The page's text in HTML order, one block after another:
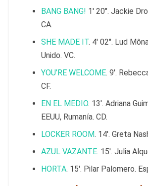
BANG BANG! 1′ 20″. Jackie
CA.
SHE MADE IT. 4′ 02″. Lud
Unido. VC.
YOU’RE WELCOME. 9′.
CF.
EN EL MEDIO. 13′. Adriana
EEUU, Rumanía. CD.
LOCKER ROOM. 14′. Greta
AZUL VAZANTE. 15′. Julia
HORTA. 15′. Pilar Palomero.